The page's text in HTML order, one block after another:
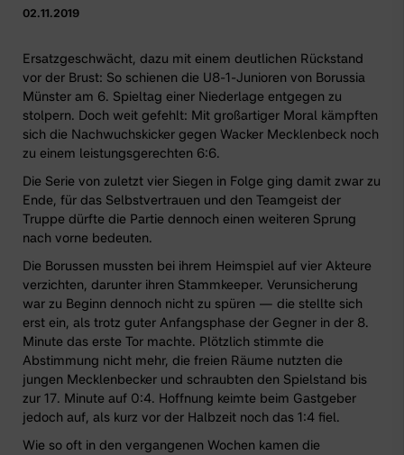
02.11.2019
Ersatzgeschwächt, dazu mit einem deutlichen Rückstand
vor der Brust: So schienen die U8-1-Junioren von Borussia
Münster am 6. Spieltag einer Niederlage entgegen zu
stolpern. Doch weit gefehlt: Mit großartiger Moral kämpften
sich die Nachwuchskicker gegen Wacker Mecklenbeck noch
zu einem leistungsgerechten 6:6.
Die Serie von zuletzt vier Siegen in Folge ging damit zwar zu
Ende, für das Selbstvertrauen und den Teamgeist der
Truppe dürfte die Partie dennoch einen weiteren Sprung
nach vorne bedeuten.
Die Borussen mussten bei ihrem Heimspiel auf vier Akteure
verzichten, darunter ihren Stammkeeper. Verunsicherung
war zu Beginn dennoch nicht zu spüren — die stellte sich
erst ein, als trotz guter Anfangsphase der Gegner in der 8.
Minute das erste Tor machte. Plötzlich stimmte die
Abstimmung nicht mehr, die freien Räume nutzten die
jungen Mecklenbecker und schraubten den Spielstand bis
zur 17. Minute auf 0:4. Hoffnung keimte beim Gastgeber
jedoch auf, als kurz vor der Halbzeit noch das 1:4 fiel.
Wie so oft in den vergangenen Wochen kamen die